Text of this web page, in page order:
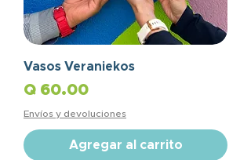
Vasos Veraniekos
Precio
Q 60.00
Envíos y devoluciones
Agregar al carrito